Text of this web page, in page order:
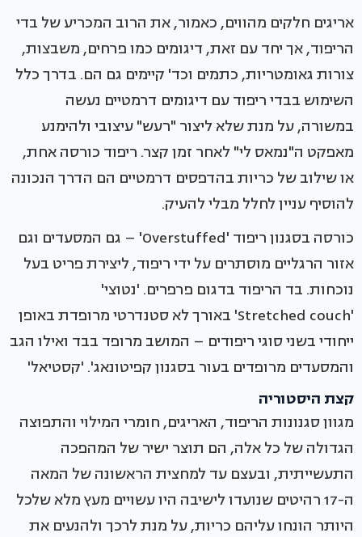
אריגים חלקים מהווים, כאמור, את הרוב המכריע של בדי
הריפוד, אך יחד עם זאת, דיגומים כמו פרחים, משבצות,
צורות גאומטריות, כתמים וכד' קיימים גם הם. בדרך כלל
השימוש בבדי ריפוד עם דיגומים דרמטיים נעשה
במשורה, על מנת שלא ליצור "רעש" עיצובי ולהימנע
מאפקט ה"נמאס לי" לאחר זמן קצר. ריפוד כורסה אחת,
או שילוב של כריות בהדפסים דרמטיים הם הדרך הנכונה
להוסיף עניין לחלל מבלי להעיק.
כורסה בסגנון ריפוד 'Overstuffed' – גם המסעדים וגם
אזור הרגליים מוסתרים על ידי ריפוד, ליצירת פריט בעל
נוכחות. בד הריפוד בדגום פרפרים. 'נטוצי'
'Stretched couch' באורך לא סטנדרטי מרופדת באופן
ייחודי בשני סוגי ריפודים – המושב מרופד בבד ואילו הגב
והמסעדים מרופדים בעור בסגנון קפיטונאג'. 'קסטיאל'
קצת היסטוריה
מגוון סגנונות הריפוד, האריגים, חומרי המילוי והתפוצה
הגדולה של כל אלה, הם תוצר ישיר של המהפכה
התעשייתית, ובעצם עד למחצית הראשונה של המאה
ה-17 רהיטים שנועדו לישיבה היו עשויים מעץ מלא שלכל
היותר הונחו עליהם כריות, על מנת לרכך ולהנעים את